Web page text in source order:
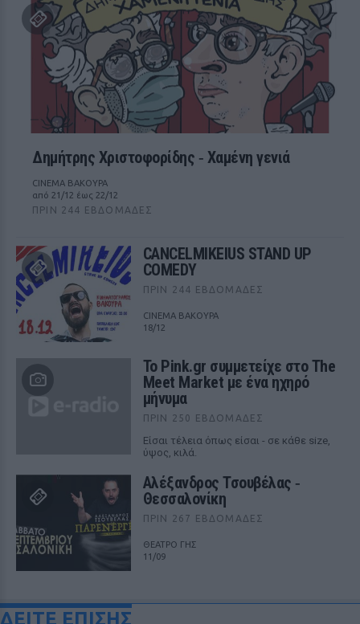
Δημήτρης Χριστοφορίδης ‑ Χαμένη γενιά
CINEMA ΒΑΚΟΥΡΑ
από 21/12 έως 22/12
ΠΡΙΝ 244 ΕΒΔΟΜΆΔΕΣ
CANCELMIKEIUS STAND UP
COMEDY
ΠΡΙΝ 244 ΕΒΔΟΜΆΔΕΣ
CINEMA ΒΑΚΟΥΡΑ
18/12
Το Pink.gr συμμετείχε στο The
Meet Market με ένα ηχηρό
μήνυμα
ΠΡΙΝ 250 ΕΒΔΟΜΆΔΕΣ
Είσαι τέλεια όπως είσαι - σε κάθε size,
ύψος, κιλά.
Αλέξανδρος Τσουβέλας ‑
Θεσσαλονίκη
ΠΡΙΝ 267 ΕΒΔΟΜΆΔΕΣ
ΘΕΑΤΡΟ ΓΗΣ
11/09
ΔΕΙΤΕ ΕΠΙΣΗΣ